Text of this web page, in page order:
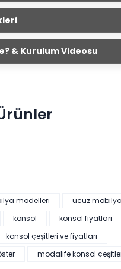
Bendis Konsol
Genişlik Yükseklik
204 cm 158 cm 48
olacak. Konsol aynası
internet sitemizden
& Kurulum Videosu
modelleri
ucuz mobilya
konsol
konsol fiyatları
konsol çeşitleri ve fiyatları
modalife konsol